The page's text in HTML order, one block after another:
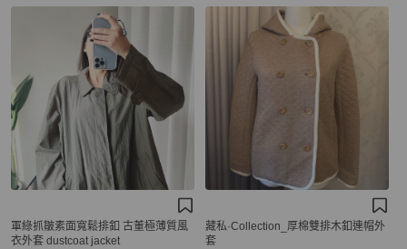
軍綠抓皺素面寬鬆排釦 古董極薄質風
衣外套 dustcoat jacket
藏私·Collection_厚棉雙排木釦連帽外
套